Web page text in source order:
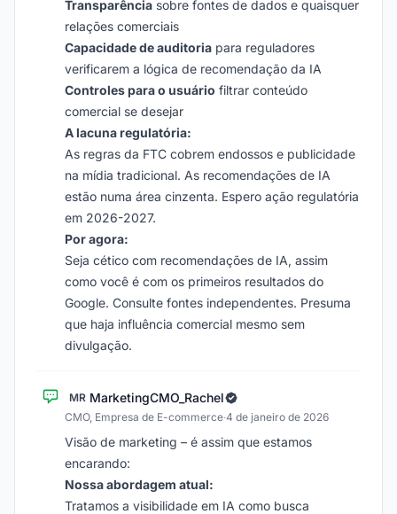
Transparência sobre fontes de dados e quaisquer
relações comerciais
Capacidade de auditoria para reguladores
verificarem a lógica de recomendação da IA
Controles para o usuário filtrar conteúdo
comercial se desejar
A lacuna regulatória:
As regras da FTC cobrem endossos e publicidade
na mídia tradicional. As recomendações de IA
estão numa área cinzenta. Espero ação regulatória
em 2026-2027.
Por agora:
Seja cético com recomendações de IA, assim
como você é com os primeiros resultados do
Google. Consulte fontes independentes. Presuma
que haja influência comercial mesmo sem
divulgação.
MR MarketingCMO_Rachel
CMO, Empresa de E-commerce·4 de janeiro de 2026
Visão de marketing – é assim que estamos
encarando:
Nossa abordagem atual:
Tratamos a visibilidade em IA como busca